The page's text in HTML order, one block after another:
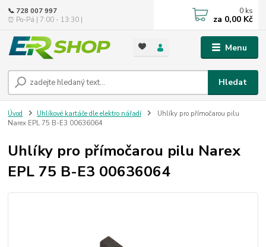
Menu
Hledat
📞 728 007 997
⏰ Po-Pá | 7:00 - 13:30 |
0 ks
za 0,00 Kč
Úvod Uhlíkové kartáče dle elektro nářadí
Uhlíky pro přímočarou pilu
Narex EPL 75 B-E3 00636064
Uhlíky pro přímočarou pilu Narex
EPL 75 B-E3 00636064